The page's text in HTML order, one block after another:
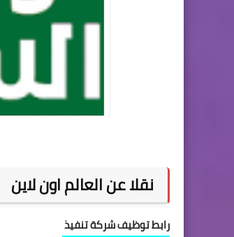
نقلا عن العالم اون لاين
رابط توظيف شركة تنفيذ